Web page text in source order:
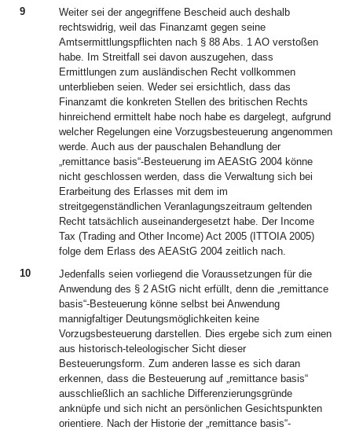
9
Weiter sei der angegriffene Bescheid auch deshalb
rechtswidrig, weil das Finanzamt gegen seine
Amtsermittlungspflichten nach § 88 Abs. 1 AO verstoßen
habe. Im Streitfall sei davon auszugehen, dass
Ermittlungen zum ausländischen Recht vollkommen
unterblieben seien. Weder sei ersichtlich, dass das
Finanzamt die konkreten Stellen des britischen Rechts
hinreichend ermittelt habe noch habe es dargelegt, aufgrund
welcher Regelungen eine Vorzugsbesteuerung angenommen
werde. Auch aus der pauschalen Behandlung der
„remittance basis“-Besteuerung im AEAStG 2004 könne
nicht geschlossen werden, dass die Verwaltung sich bei
Erarbeitung des Erlasses mit dem im
streitgegenständlichen Veranlagungszeitraum geltenden
Recht tatsächlich auseinandergesetzt habe. Der Income
Tax (Trading and Other Income) Act 2005 (ITTOIA 2005)
folge dem Erlass des AEAStG 2004 zeitlich nach.
10
Jedenfalls seien vorliegend die Voraussetzungen für die
Anwendung des § 2 AStG nicht erfüllt, denn die „remittance
basis“-Besteuerung könne selbst bei Anwendung
mannigfaltiger Deutungsmöglichkeiten keine
Vorzugsbesteuerung darstellen. Dies ergebe sich zum einen
aus historisch-teleologischer Sicht dieser
Besteuerungsform. Zum anderen lasse es sich daran
erkennen, dass die Besteuerung auf „remittance basis“
ausschließlich an sachliche Differenzierungsgründe
anknüpfe und sich nicht an persönlichen Gesichtspunkten
orientiere. Nach der Historie der „remittance basis“-